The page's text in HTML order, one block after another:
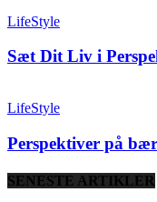
LifeStyle
Sæt Dit Liv i
LifeStyle
Perspektiver på
SENESTE ARTIKLER